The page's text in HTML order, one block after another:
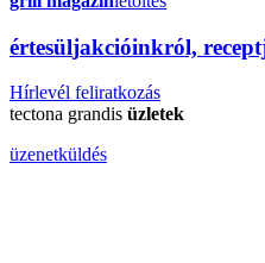
értesüljakcióinkról,
Hírlevél feliratkozás
tectona grandis üzletek
üzenetküldés